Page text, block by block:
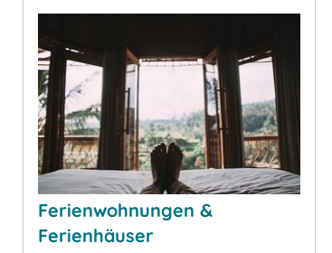
Ferienwohnungen &
Ferienhäuser